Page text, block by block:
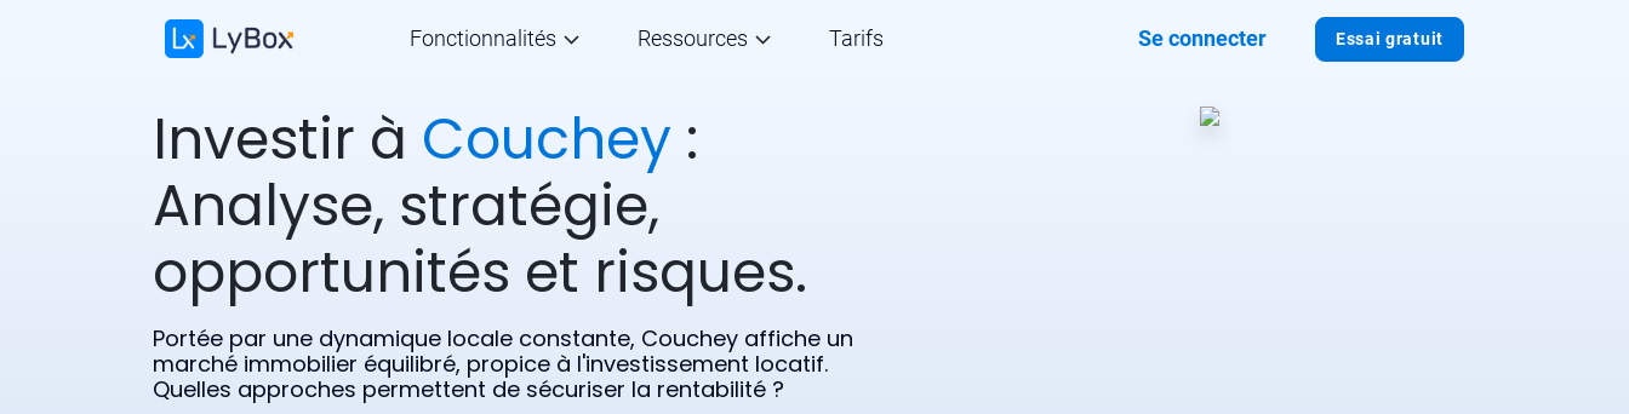
Essai gratuit
Fonctionnalités Ressources Tarifs Se connecter
Investir à Couchey :
Analyse, stratégie,
opportunités et risques.
Portée par une dynamique locale constante, Couchey affiche un
marché immobilier équilibré, propice à l'investissement locatif.
Quelles approches permettent de sécuriser la rentabilité ?